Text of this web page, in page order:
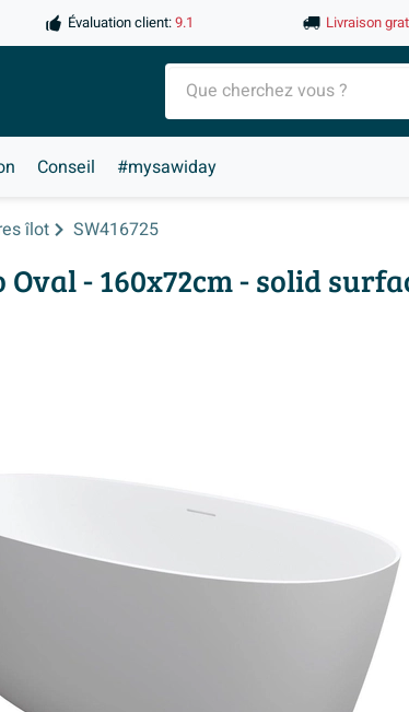
Évaluation client:9.1 Livraison
Conseil #mysawiday
îlot SW416725
- 160x72cm - solid